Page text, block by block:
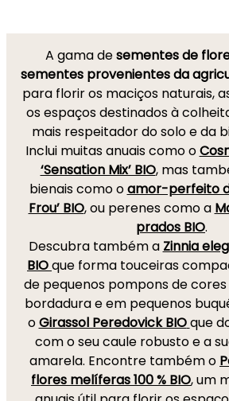
A gama desementes de
sementes provenientes da
para florir os maciços naturais,
os espaços destinados à
mais respeitador do solo e da
Inclui muitas anuais como o
‘Sensation Mix’ BIO, mas
bienais como oamor-perfeito
Frou’ BIO, ou perenes como a
prados BIO.
Descubra também a Zinnia
BIOque forma touceiras
de pequenos pompons de cores
bordadura e em pequenos
oGirassol Peredovick BIOque
com o seu caule robusto e a
amarela. Encontre também o
flores melíferas 100 % BIO, um